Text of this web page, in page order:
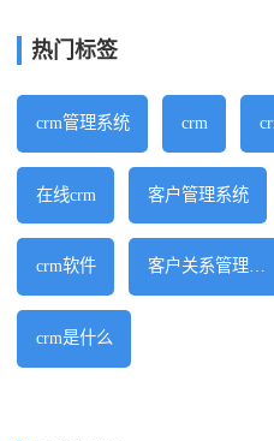
热门标签
crm管理系统 crm
在线crm 客户管理系统
crm软件 客户关系管理系统
crm是什么